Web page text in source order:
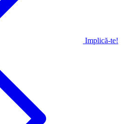
Implică-te!